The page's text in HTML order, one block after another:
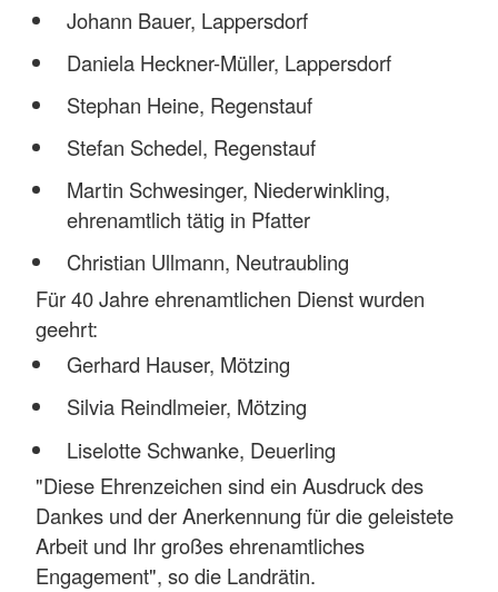
Johann Bauer, Lappersdorf
Daniela Heckner-Müller, Lappersdorf
Stephan Heine, Regenstauf
Stefan Schedel, Regenstauf
Martin Schwesinger, Niederwinkling,
ehrenamtlich tätig in Pfatter
Christian Ullmann, Neutraubling
Für 40 Jahre ehrenamtlichen Dienst wurden
geehrt:
Gerhard Hauser, Mötzing
Silvia Reindlmeier, Mötzing
Liselotte Schwanke, Deuerling
"Diese Ehrenzeichen sind ein Ausdruck des
Dankes und der Anerkennung für die geleistete
Arbeit und Ihr großes ehrenamtliches
Engagement", so die Landrätin.